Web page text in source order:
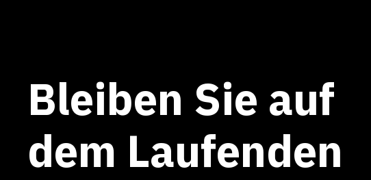
Bleiben Sie auf
dem Laufenden